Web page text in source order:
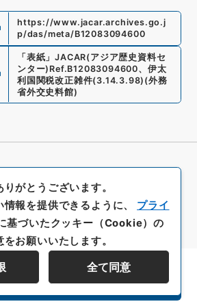
https://www.jacar.archives.go.j
p/das/meta/B12083094600
「表紙 」JACAR(アジア歴史資料セ
ンター) Ref.B12083094600、 伊太
利国関税改正雑件(3.14.3.98) (外務
省外交史料館)
料群階層を表示する
がとうございます。
報を提供できるように、 プライ
基づいたクッキー（Cookie）の
お願いいたします。
全て同意